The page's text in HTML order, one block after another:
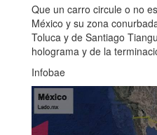
Que un carro circule o no
México y su zona
Toluca y de Santiago
holograma y de la
Infobae